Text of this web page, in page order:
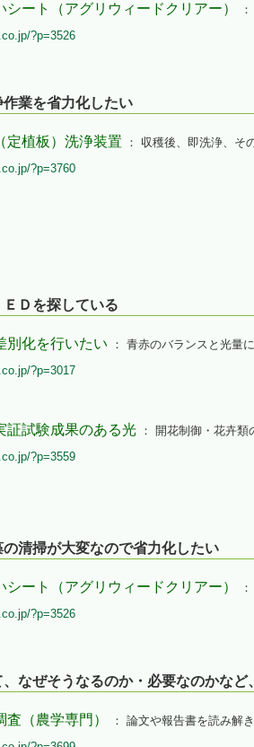
ート（アグリウィードクリアー）
?p=3526
作業を省力化したい
植板）洗浄装置 ： 収穫後、即洗浄、そ
?p=3760
Ｄを探している
化を行いたい ： 青赤のバランスと光量
?p=3017
試験成果のある光 ： 開花制御・花卉
?p=3559
清掃が大変なので省力化したい
ート（アグリウィードクリアー）
?p=3526
なぜそうなるのか・必要なのかな
（農学専門）
： 論文や報告書を読み解